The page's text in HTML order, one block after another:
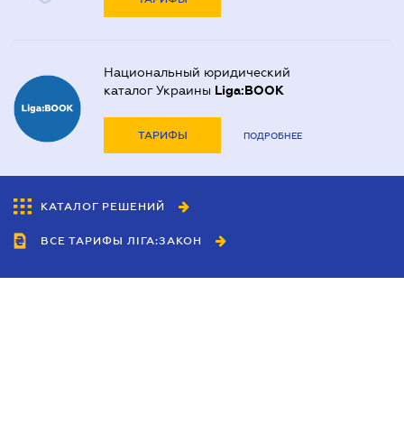
Национальный юридический
каталог Украины Liga:BOOK
ТАРИФЫ ПОДРОБНЕЕ
КАТАЛОГ РЕШЕНИЙ
ВСЕ ТАРИФЫ ЛІГА:ЗАКОН